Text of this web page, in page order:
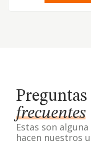
Preguntas
frecuentes
Estas son
hacen nuestros